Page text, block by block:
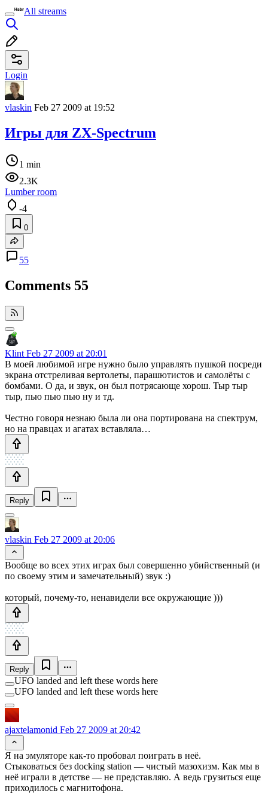
All streams
Login
vlaskin Feb 27 2009 at 19:52
Игры для ZX-Spectrum
1 min
2.3K
Lumber room
-4
0
55
Comments 55
Klint Feb 27 2009 at 20:01
В моей любимой игре нужно было управлять пушкой посреди
экрана отстреливая вертолеты, парашютистов и самолёты с
бомбами. О да, и звук, он был потрясающе хорош. Тыр тыр
тыр, пью пью пью ну и тд.
Честно говоря незнаю была ли она портирована на спектрум,
но на правцах и агатах вставляла…
Reply
vlaskin Feb 27 2009 at 20:06
Вообще во всех этих играх был совершенно убийственный (и
по своему этим и замечательный) звук :)
который, почему-то, ненавидели все окружающие )))
Reply
UFO landed and left these words here
UFO landed and left these words here
ajaxtelamonid Feb 27 2009 at 20:42
Я на эмуляторе как-то пробовал поиграть в неё.
Стыковаться без docking station — чистый мазохизм. Как мы в
неё играли в детстве — не представляю. А ведь грузиться еще
приходилось с магнитофона.